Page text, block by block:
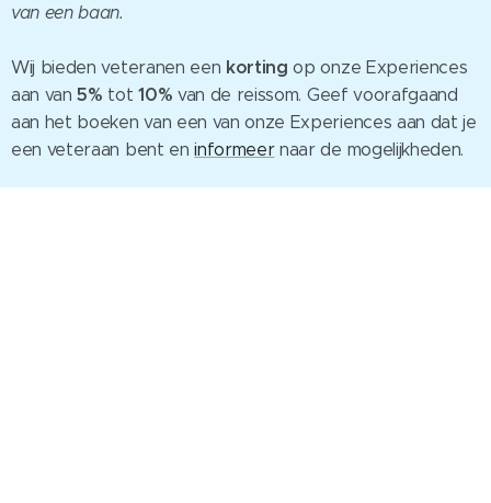
van een baan.
Wij bieden veteranen een kortingop onze Experiences
aan van 5% tot10% van de reissom. Geef voorafgaand
aan het boeken van een van onze Experiences aan dat je
een veteraan bent eninformeernaar de mogelijkheden.